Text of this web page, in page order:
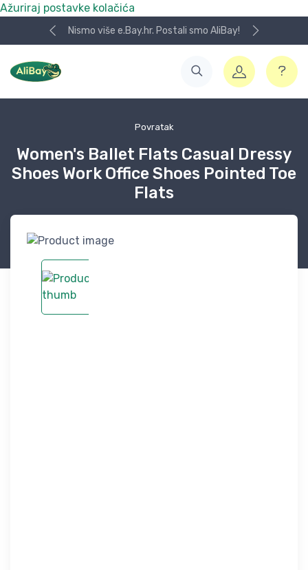
Ažuriraj postavke kolačića
Nismo više e.Bay.hr. Postali smo AliBay!
Povratak
Women's Ballet Flats Casual Dressy
Shoes Work Office Shoes Pointed Toe
Flats